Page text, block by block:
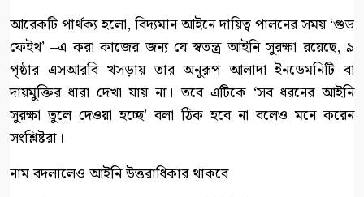
আরেকটি পার্থক্য হলো, বিদ্যমান আইনে দায়িত্ব পালনের সময় ‘গুড
ফেইথ’ –এ করা কাজের জন্য যে স্বতন্ত্র আইনি সুরক্ষা রয়েছে, ৯
পৃষ্ঠার এসআরবি খসড়ায় তার অনুরূপ আলাদা ইনডেমনিটি বা
দায়মুক্তির ধারা দেখা যায় না। তবে এটিকে ‘সব ধরনের আইনি
সুরক্ষা তুলে দেওয়া হচ্ছে’ বলা ঠিক হবে না বলেও মনে করেন
সংশ্লিষ্টরা।
নাম বদলালেও আইনি উত্তরাধিকার থাকবে